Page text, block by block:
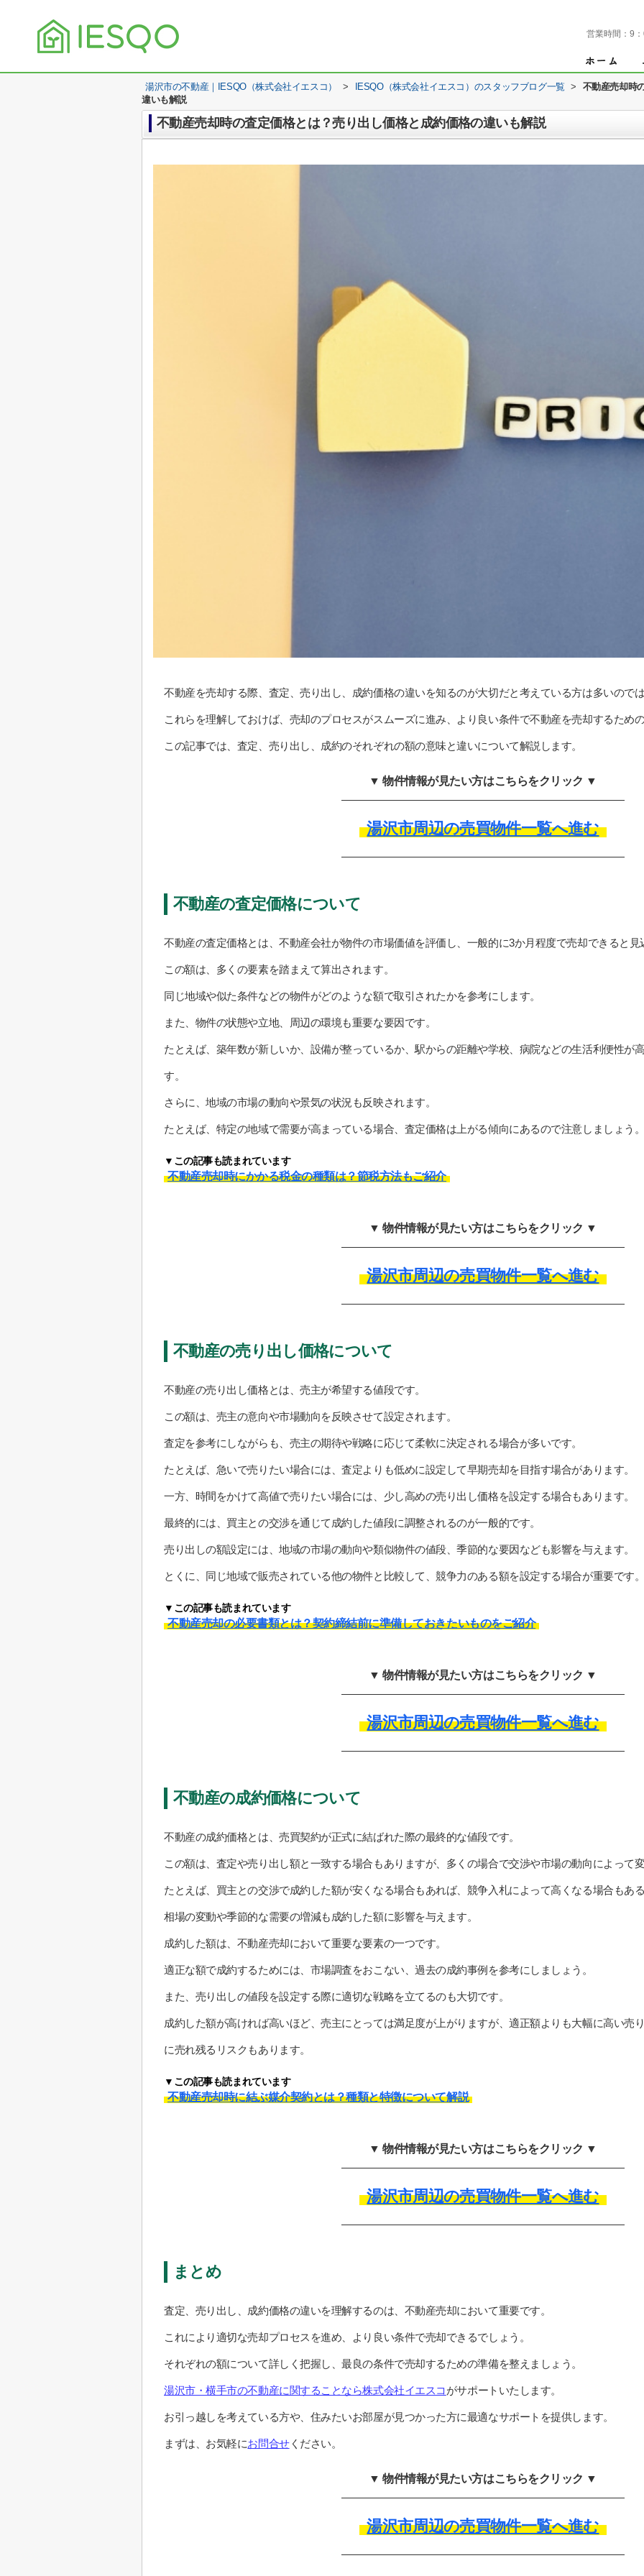
営業時間： 9
湯沢市の不動産｜IESQO（株式会社イエスコ） > IESQO（株式会社イエスコ）のスタッフブログ一覧 >
不動産売却時
違いも解説
不動産売却時の査定価格とは？売り出し価格と成約価格の違いも解説
不動産を売却する際、査定、売り出し、成約価格の違いを知るのが大切だと考えている方は多いので
これらを理解しておけば、売却のプロセスがスムーズに進み、より良い条件で不動産を売却するため
この記事では、査定、売り出し、成約のそれぞれの額の意味と違いについて解説します。
▼ 物件情報が見たい方はこちらをクリック ▼
湯沢市周辺の売買物件一覧へ進む
不動産の査定価格について
不動産の査定価格とは、不動産会社が物件の市場価値を評価し、一般的に3か月程度で売却できると見
この額は、多くの要素を踏まえて算出されます。
同じ地域や似た条件などの物件がどのような額で取引されたかを参考にします。
また、物件の状態や立地、周辺の環境も重要な要因です。
たとえば、築年数が新しいか、設備が整っているか、駅からの距離や学校、病院などの生活利便性が
す。
さらに、地域の市場の動向や景気の状況も反映されます。
たとえば、特定の地域で需要が高まっている場合、査定価格は上がる傾向にあるので注意しましょう
▼この記事も読まれています
不動産売却時にかかる税金の種類は？節税方法もご紹介
▼ 物件情報が見たい方はこちらをクリック ▼
湯沢市周辺の売買物件一覧へ進む
不動産の売り出し価格について
不動産の売り出し価格とは、売主が希望する値段です。
この額は、売主の意向や市場動向を反映させて設定されます。
査定を参考にしながらも、売主の期待や戦略に応じて柔軟に決定される場合が多いです。
たとえば、急いで売りたい場合には、査定よりも低めに設定して早期売却を目指す場合があります。
一方、時間をかけて高値で売りたい場合には、少し高めの売り出し価格を設定する場合もあります。
最終的には、買主との交渉を通じて成約した値段に調整されるのが一般的です。
売り出しの額設定には、地域の市場の動向や類似物件の値段、季節的な要因なども影響を与えます。
とくに、同じ地域で販売されている他の物件と比較して、競争力のある額を設定する場合が重要です
▼この記事も読まれています
不動産売却の必要書類とは？契約締結前に準備しておきたいものをご紹介
▼ 物件情報が見たい方はこちらをクリック ▼
湯沢市周辺の売買物件一覧へ進む
不動産の成約価格について
不動産の成約価格とは、売買契約が正式に結ばれた際の最終的な値段です。
この額は、査定や売り出し額と一致する場合もありますが、多くの場合で交渉や市場の動向によって
たとえば、買主との交渉で成約した額が安くなる場合もあれば、競争入札によって高くなる場合もあ
相場の変動や季節的な需要の増減も成約した額に影響を与えます。
成約した額は、不動産売却において重要な要素の一つです。
適正な額で成約するためには、市場調査をおこない、過去の成約事例を参考にしましょう。
また、売り出しの値段を設定する際に適切な戦略を立てるのも大切です。
成約した額が高ければ高いほど、売主にとっては満足度が上がりますが、適正額よりも大幅に高い売
に売れ残るリスクもあります。
▼この記事も読まれています
不動産売却時に結ぶ媒介契約とは？種類と特徴について解説
▼ 物件情報が見たい方はこちらをクリック ▼
湯沢市周辺の売買物件一覧へ進む
まとめ
査定、売り出し、成約価格の違いを理解するのは、不動産売却において重要です。
これにより適切な売却プロセスを進め、より良い条件で売却できるでしょう。
それぞれの額について詳しく把握し、最良の条件で売却するための準備を整えましょう。
湯沢市・横手市の不動産に関することなら株式会社イエスコ がサポートいたします。
お引っ越しを考えている方や、住みたいお部屋が見つかった方に最適なサポートを提供します。
まずは、お気軽にお問合せください。
▼ 物件情報が見たい方はこちらをクリック ▼
湯沢市周辺の売買物件一覧へ進む